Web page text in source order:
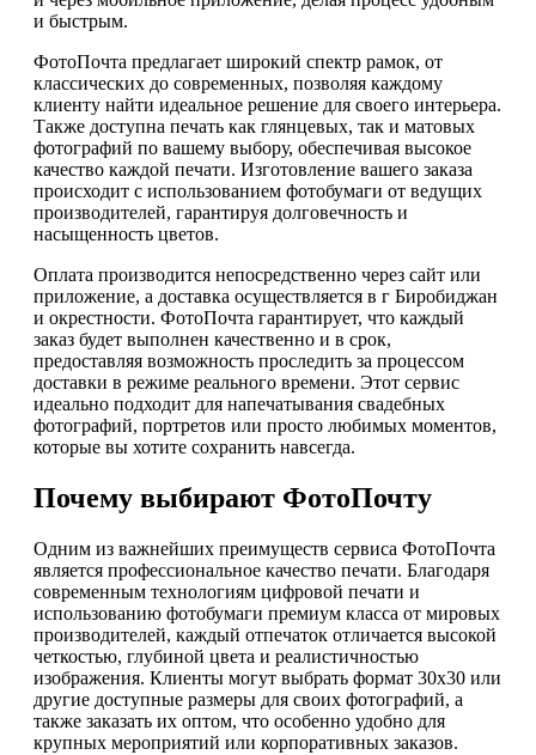
и быстрым.
ФотоПочта предлагает широкий спектр рамок, от
классических до современных, позволяя каждому
клиенту найти идеальное решение для своего интерьера.
Также доступна печать как глянцевых, так и матовых
фотографий по вашему выбору, обеспечивая высокое
качество каждой печати. Изготовление вашего заказа
происходит с использованием фотобумаги от ведущих
производителей, гарантируя долговечность и
насыщенность цветов.
Оплата производится непосредственно через сайт или
приложение, а доставка осуществляется в г Биробиджан
и окрестности. ФотоПочта гарантирует, что каждый
заказ будет выполнен качественно и в срок,
предоставляя возможность проследить за процессом
доставки в режиме реального времени. Этот сервис
идеально подходит для напечатывания свадебных
фотографий, портретов или просто любимых моментов,
которые вы хотите сохранить навсегда.
Почему выбирают ФотоПочту
Одним из важнейших преимуществ сервиса ФотоПочта
является профессиональное качество печати. Благодаря
современным технологиям цифровой печати и
использованию фотобумаги премиум класса от мировых
производителей, каждый отпечаток отличается высокой
четкостью, глубиной цвета и реалистичностью
изображения. Клиенты могут выбрать формат 30х30 или
другие доступные размеры для своих фотографий, а
также заказать их оптом, что особенно удобно для
крупных мероприятий или корпоративных заказов.